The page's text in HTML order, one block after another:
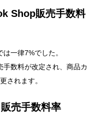
Shop販売手数料
一律7%でした。
数料が改定され、商品カ
されます。
売手数料率